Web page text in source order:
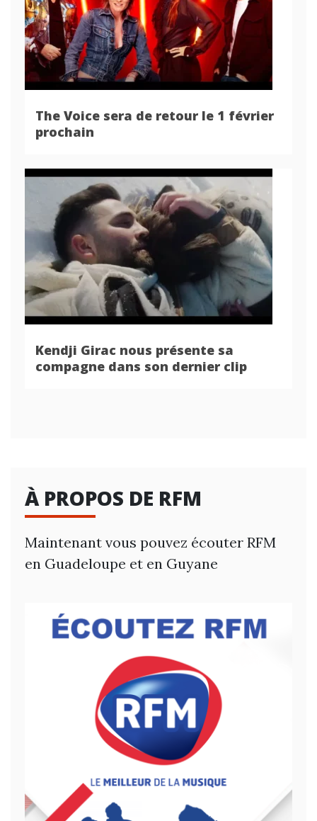
The Voice sera de retour le 1 février
prochain
Kendji Girac nous présente sa
compagne dans son dernier clip
À PROPOS DE RFM
Maintenant vous pouvez écouter RFM
en Guadeloupe et en Guyane